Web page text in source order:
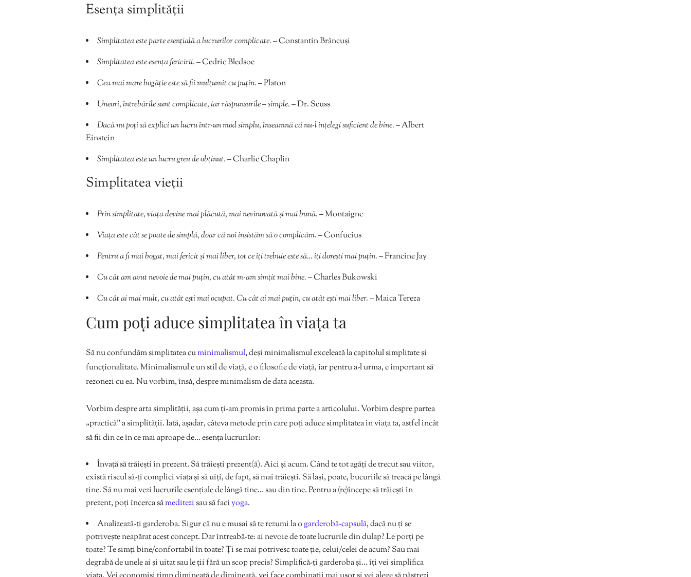
Esența simplității
Simplitatea este parte esențială a lucrurilor complicate.– Constantin Brâncuși
Simplitatea este esența fericirii.– Cedric Bledsoe
Cea mai mare bogăție este să fii mulțumit cu puțin.– Platon
Uneori, întrebările sunt complicate, iar răspunsurile – simple.– Dr. Seuss
Dacă nu poți să explici un lucru într-un mod simplu, înseamnă că nu-l înțelegi suficient de bine.– Albert
Einstein
Simplitatea este un lucru greu de obținut.– Charlie Chaplin
Simplitatea vieții
Prin simplitate, viața devine mai plăcută, mai nevinovată și mai bună.– Montaigne
Viața este cât se poate de simplă, doar că noi insistăm să o complicăm.– Confucius
Pentru a fi mai bogat, mai fericit și mai liber, tot ce îți trebuie este să… îți dorești mai puțin.– Francine Jay
Cu cât am avut nevoie de mai puțin, cu atât m-am simțit mai bine.– Charles Bukowski
Cu cât ai mai mult, cu atât ești mai ocupat. Cu cât ai mai puțin, cu atât ești mai liber.– Maica Tereza
Cum poți aduce simplitatea în viața ta
Să nu confundăm simplitatea cuminimalismul, deși minimalismul excelează la capitolul simplitate și
funcționalitate. Minimalismul e un stil de viață, e o filosofie de viață, iar pentru a-l urma, e important să
rezonezi cu ea. Nu vorbim, însă, despre minimalism de data aceasta.
Vorbim despre arta simplității, așa cum ți-am promis în prima parte a articolului. Vorbim despre partea
„practică” a simplității. Iată, așadar, câteva metode prin care poți aduce simplitatea în viața ta, astfel încât
să fii din ce în ce mai aproape de… esența lucrurilor:
Învață să trăiești în prezent. Să trăiești prezent(ă). Aici și acum. Când te tot agăți de trecut sau viitor,
există riscul să-ți complici viața și să uiți, de fapt, să mai trăiești. Să lași, poate, bucuriile să treacă pe lângă
tine. Să nu mai vezi lucrurile esențiale de lângă tine… sau din tine. Pentru a (re)începe să trăiești în
prezent, poți încerca sămeditezisau să faciyoga.
Analizează-ți garderoba. Sigur că nu e musai să te rezumi la ogarderobă-capsulă, dacă nu ți se
potrivește neapărat acest concept. Dar întreabă-te: ai nevoie de toate lucrurile din dulap? Le porți pe
toate? Te simți bine/confortabil în toate? Ți se mai potrivesc toate ție, celui/celei de acum? Sau mai
degrabă de unele ai și uitat sau le ții fără un scop precis? Simplifică-ți garderoba și… îți vei simplifica